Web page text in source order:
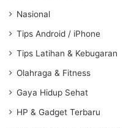
Nasional
Tips Android / iPhone
Tips Latihan & Kebugaran
Olahraga & Fitness
Gaya Hidup Sehat
HP & Gadget Terbaru